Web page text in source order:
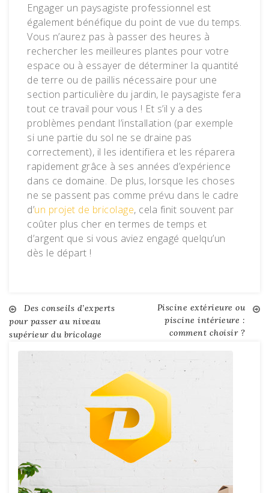
Engager un paysagiste professionnel est
également bénéfique du point de vue du temps.
Vous n’aurez pas à passer des heures à
rechercher les meilleures plantes pour votre
espace ou à essayer de déterminer la quantité
de terre ou de paillis nécessaire pour une
section particulière du jardin, le paysagiste fera
tout ce travail pour vous ! Et s’il y a des
problèmes pendant l’installation (par exemple
si une partie du sol ne se draine pas
correctement), il les identifiera et les réparera
rapidement grâce à ses années d’expérience
dans ce domaine. De plus, lorsque les choses
ne se passent pas comme prévu dans le cadre
d’un projet de bricolage, cela finit souvent par
coûter plus cher en termes de temps et
d’argent que si vous aviez engagé quelqu’un
dès le départ !
Navigation
de
Des conseils d’experts
pour passer au niveau
supérieur du bricolage
Piscine extérieure ou
piscine intérieure :
comment choisir ?